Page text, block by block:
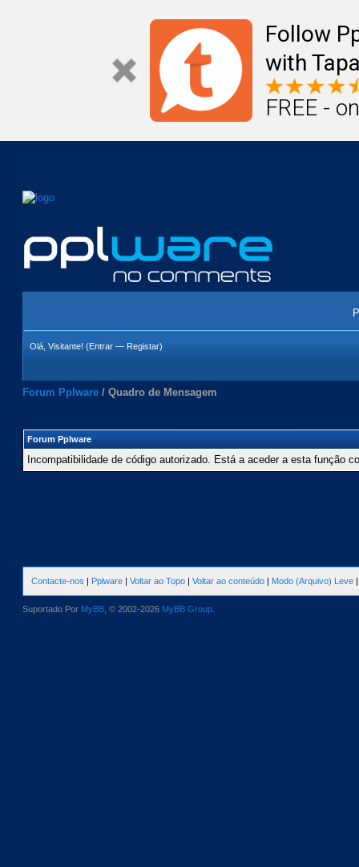
Follow
with
FREE -
Olá, Visitante! (Entrar — Registar)
Forum Pplware / Quadro de Mensagem
Forum Pplware
Incompatibilidade de código autorizado. Está a aceder a esta função
Contacte-nos | Pplware | Voltar ao Topo | Voltar ao conteúdo | Modo (Arquivo) Leve
Suportado Por MyBB , © 2002-2026 MyBB Group